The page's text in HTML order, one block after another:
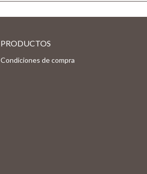
PRODUCTOS
Condiciones de compra